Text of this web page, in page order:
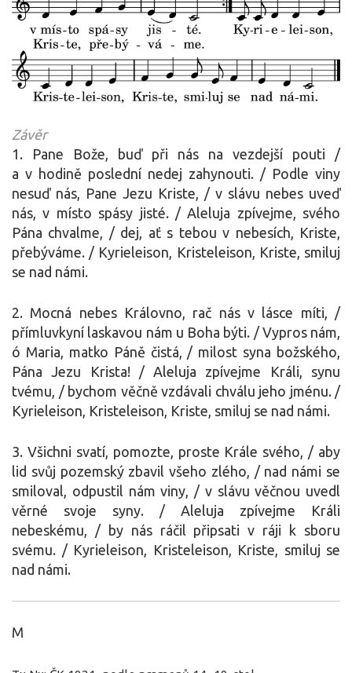
Závěr
1. Pane Bože, buď při nás na vezdejší pouti /
a v hodině poslední nedej zahynouti. / Podle viny
nesuď nás, Pane Jezu Kriste, / v slávu nebes uveď
nás, v místo spásy jisté. / Aleluja zpívejme, svého
Pána chvalme, / dej, ať s tebou v nebesích, Kriste,
přebýváme. / Kyrieleison, Kristeleison, Kriste, smiluj
se nad námi.
2. Mocná nebes Královno, rač nás v lásce míti, /
přímluvkyní laskavou nám u Boha býti. / Vypros nám,
ó Maria, matko Páně čistá, / milost syna božského,
Pána Jezu Krista! / Aleluja zpívejme Králi, synu
tvému, / bychom věčně vzdávali chválu jeho jménu. /
Kyrieleison, Kristeleison, Kriste, smiluj se nad námi.
3. Všichni svatí, pomozte, proste Krále svého, / aby
lid svůj pozemský zbavil všeho zlého, / nad námi se
smiloval, odpustil nám viny, / v slávu věčnou uvedl
věrné svoje syny. / Aleluja zpívejme Králi
nebeskému, / by nás ráčil připsati v ráji k sboru
svému. / Kyrieleison, Kristeleison, Kriste, smiluj se
nad námi.
M